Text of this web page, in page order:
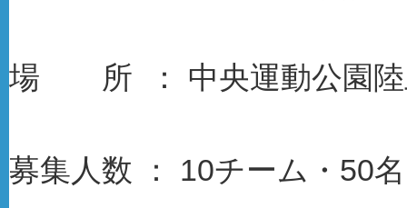
場 所 ： 中央運動公園陸
募集人数 ： 10チーム・50